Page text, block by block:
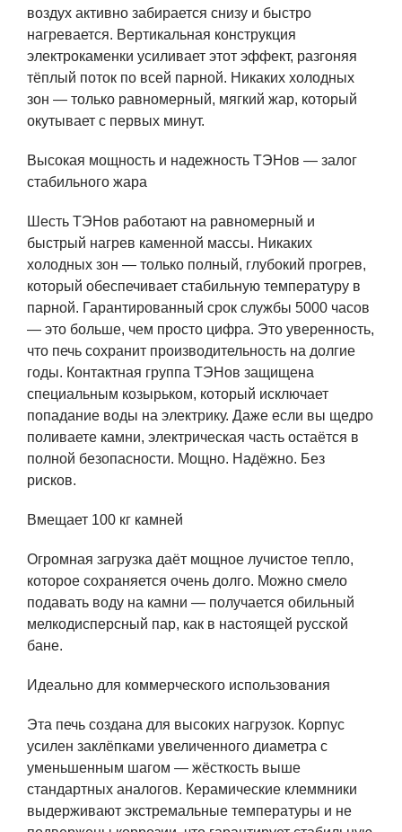
воздух активно забирается снизу и быстро
нагревается. Вертикальная конструкция
электрокаменки усиливает этот эффект, разгоняя
тёплый поток по всей парной. Никаких холодных
зон — только равномерный, мягкий жар, который
окутывает с первых минут.
Высокая мощность и надежность ТЭНов — залог
стабильного жара
Шесть ТЭНов работают на равномерный и
быстрый нагрев каменной массы. Никаких
холодных зон — только полный, глубокий прогрев,
который обеспечивает стабильную температуру в
парной. Гарантированный срок службы 5000 часов
— это больше, чем просто цифра. Это уверенность,
что печь сохранит производительность на долгие
годы. Контактная группа ТЭНов защищена
специальным козырьком, который исключает
попадание воды на электрику. Даже если вы щедро
поливаете камни, электрическая часть остаётся в
полной безопасности. Мощно. Надёжно. Без
рисков.
Вмещает 100 кг камней
Огромная загрузка даёт мощное лучистое тепло,
которое сохраняется очень долго. Можно смело
подавать воду на камни — получается обильный
мелкодисперсный пар, как в настоящей русской
бане.
Идеально для коммерческого использования
Эта печь создана для высоких нагрузок. Корпус
усилен заклёпками увеличенного диаметра с
уменьшенным шагом — жёсткость выше
стандартных аналогов. Керамические клеммники
выдерживают экстремальные температуры и не